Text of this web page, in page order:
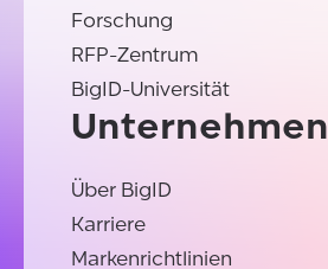
Forschung
RFP-Zentrum
BigID-Universität
Unternehmen
Über BigID
Karriere
Markenrichtlinien